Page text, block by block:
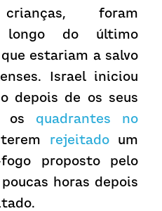
foram
estariam a salvo
Israel iniciou
depois de os seus
os quadrantes no
rejeitado um
proposto pelo
horas depois